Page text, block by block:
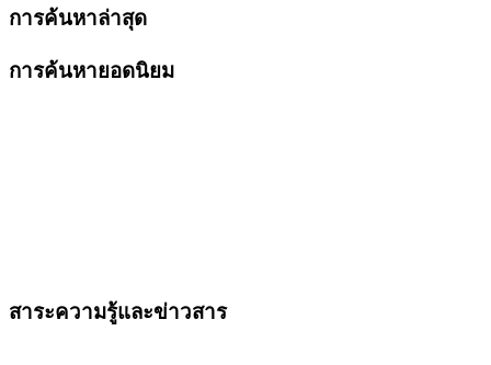
การค้นหาล่าสุด
การค้นหายอดนิยม
สาระความรู้และข่าวสาร